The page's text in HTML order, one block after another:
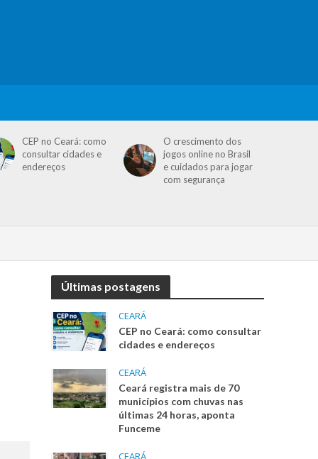
CEP no Ceará: como
consultar cidades e
endereços
O crescimento dos
jogos online no Brasil
e cuidados para jogar
com segurança
Últimas postagens
CEARÁ
CEP no Ceará: como consultar
cidades e endereços
CEARÁ
Ceará registra mais de 70
municípios com chuvas nas
últimas 24 horas, aponta
Funceme
CEARÁ